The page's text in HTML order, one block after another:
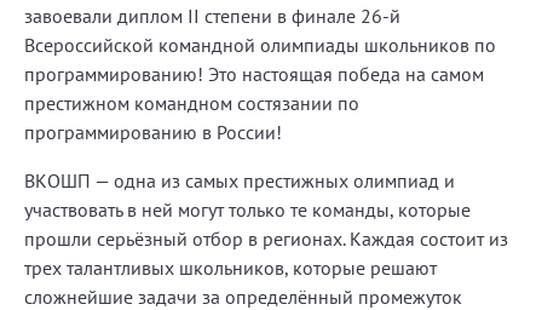
завоевали диплом II степени в финале 26-й
Всероссийской командной олимпиады школьников по
программированию! Это настоящая победа на самом
престижном командном состязании по
программированию в России!
ВКОШП — одна из самых престижных олимпиад и
участвовать в ней могут только те команды, которые
прошли серьёзный отбор в регионах. Каждая состоит из
трех талантливых школьников, которые решают
сложнейшие задачи за определённый промежуток